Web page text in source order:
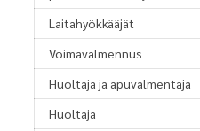
Laitahyökkääjät
Voimavalmennus
Huoltaja ja apuvalmentaja
Huoltaja